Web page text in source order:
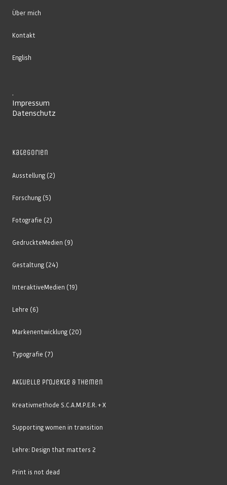
Über mich
Kontakt
English
.
Impressum
Datenschutz
Kategorien
Ausstellung (2)
Forschung (5)
Fotografie (2)
GedruckteMedien (9)
Gestaltung (24)
InteraktiveMedien (19)
Lehre (6)
Markenentwicklung (20)
Typografie (7)
Aktuelle Projekte & Themen
Kreativmethode S.C.A.M.P.E.R. + X
Supporting women in transition
Lehre: Design that matters 2
Print is not dead